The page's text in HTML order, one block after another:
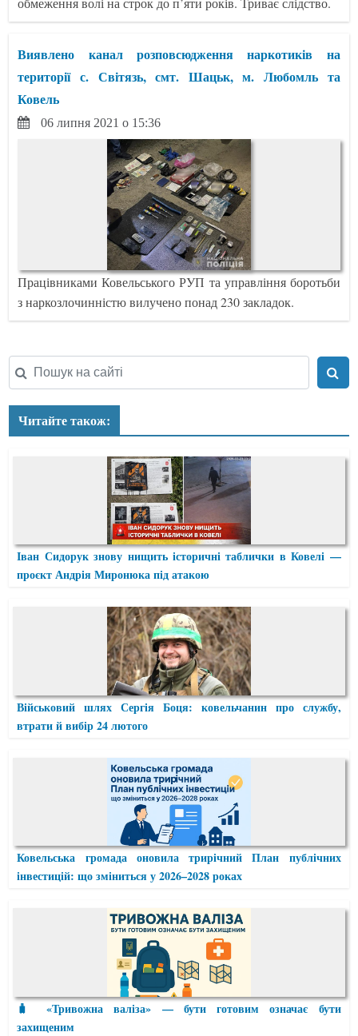
Виявлено канал розповсюдження наркотиків на
території с. Світязь, смт. Шацьк, м. Любомль та
Ковель
06 липня 2021 о 15:36
Працівниками Ковельського РУП та управління боротьби
з наркозлочинністю вилучено понад 230 закладок.
Читайте також:
Іван Сидорук знову нищить історичні таблички в Ковелі —
проєкт Андрія Миронюка під атакою
Військовий шлях Сергія Боця: ковельчанин про службу,
втрати й вибір 24 лютого
Ковельська громада оновила трирічний План публічних
інвестицій: що зміниться у 2026–2028 роках
🧳 «Тривожна валіза» — бути готовим означає бути
захищеним